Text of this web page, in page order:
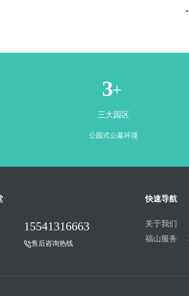
3+
三大园区
公园式公墓环境
15541316663
售后咨询热线
快速导航
关于我们
福山服务